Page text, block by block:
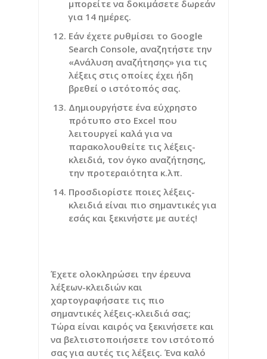
μπορείτε να δοκιμάσετε δωρεάν
για 14 ημέρες.
Εάν έχετε ρυθμίσει το Google
Search Console, αναζητήστε την
«Ανάλυση αναζήτησης» για τις
λέξεις στις οποίες έχει ήδη
βρεθεί ο ιστότοπός σας.
Δημιουργήστε ένα εύχρηστο
πρότυπο στο Excel που
λειτουργεί καλά για να
παρακολουθείτε τις λέξεις-
κλειδιά, τον όγκο αναζήτησης,
την προτεραιότητα κ.λπ.
Προσδιορίστε ποιες λέξεις-
κλειδιά είναι πιο σημαντικές για
εσάς και ξεκινήστε με αυτές!
Έχετε ολοκληρώσει την έρευνα
λέξεων-κλειδιών και
χαρτογραφήσατε τις πιο
σημαντικές λέξεις-κλειδιά σας;
Τώρα είναι καιρός να ξεκινήσετε και
να βελτιστοποιήσετε τον ιστότοπό
σας για αυτές τις λέξεις. Ένα καλό